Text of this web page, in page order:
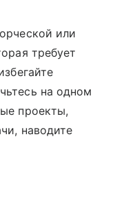
или
требует
на одном
проекты,
наводите